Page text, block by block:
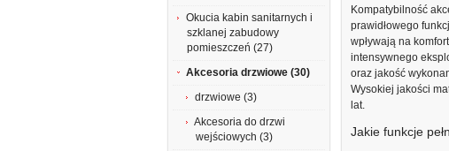
Okucia kabin sanitarnych i
szklanej zabudowy
pomieszczeń (27)
Akcesoria drzwiowe (30)
drzwiowe (3)
Akcesoria do drzwi
wejściowych (3)
Kompatybilność
prawidłowego
wpływają na
intensywnego
oraz jakość
Wysokiej jakości
lat.
Jakie funkcje